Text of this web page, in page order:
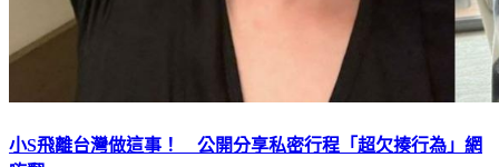
小S飛離台灣做這事！ 公開分享私密行程「超欠揍行為」網